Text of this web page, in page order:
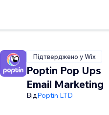
Підтверджено у Wix
Poptin Pop Ups
Email Marketing
ВідPoptin LTD